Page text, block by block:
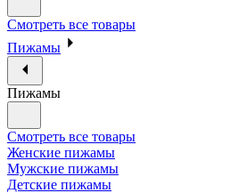
Смотреть все товары
Пижамы
Пижамы
Смотреть все товары
Женские пижамы
Мужские пижамы
Детские пижамы